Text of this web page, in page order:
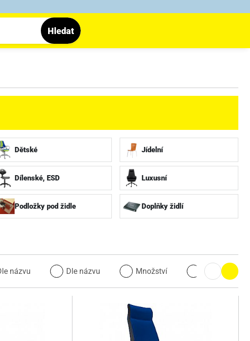
Hledat
Dětské Jídelní
Dílenské, ESD Luxusní
Podložky pod židle Doplňky židlí
názvu Dle názvu Množství Množství